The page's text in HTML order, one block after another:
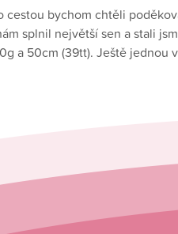
cestou bychom chtěli
splnil největší sen a stali
a 50cm (39tt). Ještě jednou